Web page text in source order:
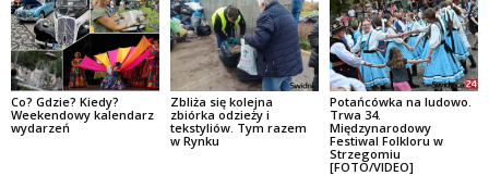
Co? Gdzie? Kiedy?
Weekendowy kalendarz
wydarzeń
Zbliża się kolejna
zbiórka odzieży i
tekstyliów. Tym razem
w Rynku
Potańcówka na ludowo.
Trwa 34.
Międzynarodowy
Festiwal Folkloru w
Strzegomiu
[FOTO/VIDEO]